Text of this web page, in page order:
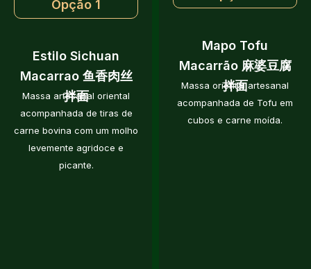
Opção 1
Estilo Sichuan
Macarrao 鱼香肉丝
拌面
Massa artesanal oriental
acompanhada de tiras de
carne bovina com um molho
levemente agridoce e
picante.
Mapo Tofu
Macarrão 麻婆豆腐
拌面
Massa oriental artesanal
acompanhada de Tofu em
cubos e carne moída.